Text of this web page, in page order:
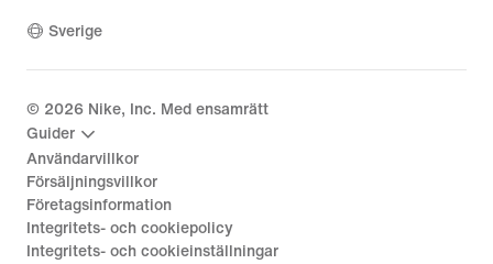
Sverige
© 2026 Nike, Inc. Med ensamrätt
Guider
Användarvillkor
Försäljningsvillkor
Företagsinformation
Integritets- och cookiepolicy
Integritets- och cookieinställningar